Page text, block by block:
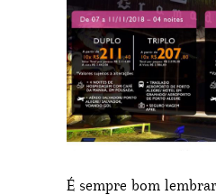
É sempre bom